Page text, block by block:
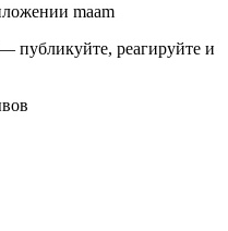
maam
публикуйте, реагируйте и